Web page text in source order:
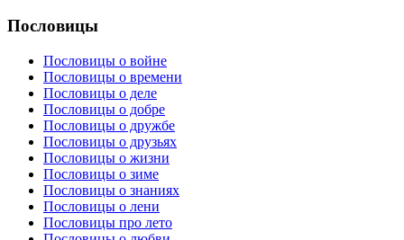
Пословицы
Пословицы о войне
Пословицы о времени
Пословицы о деле
Пословицы о добре
Пословицы о дружбе
Пословицы о друзьях
Пословицы о жизни
Пословицы о зиме
Пословицы о знаниях
Пословицы о лени
Пословицы про лето